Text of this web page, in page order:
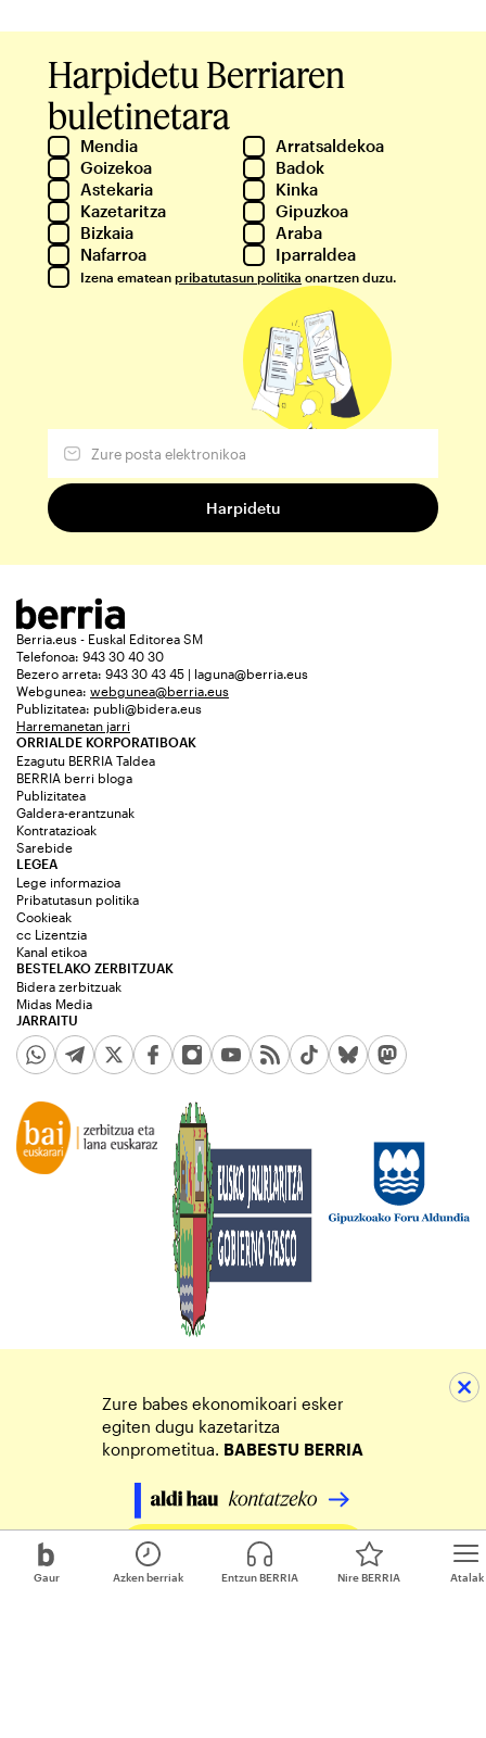
Gaur Atalak
Azken berriak Entzun BERRIA Nire BERRIA
Harpidetu Berriaren
buletinetara
Mendia
Arratsaldekoa
Goizekoa
Badok
Astekaria
Kinka
Kazetaritza
Gipuzkoa
Bizkaia
Araba
Nafarroa
Iparraldea
Izena ematean pribatutasun politika onartzen duzu.
Berria.eus - Euskal Editorea SM
Telefonoa: 943 30 40 30
Bezero arreta: 943 30 43 45 | laguna@berria.eus
Webgunea: webgunea@berria.eus
Publizitatea: publi@bidera.eus
Harremanetan jarri
ORRIALDE KORPORATIBOAK
Ezagutu BERRIA Taldea
BERRIA berri bloga
Publizitatea
Galdera-erantzunak
Kontratazioak
Sarebide
JARRAITU
LEGEA
Lege informazioa
Pribatutasun politika
Cookieak
cc Lizentzia
Kanal etikoa
BESTELAKO ZERBITZUAK
Bidera zerbitzuak
Midas Media
Zure babes ekonomikoari esker
egiten dugu kazetaritza
konprometitua. BABESTU BERRIA
Egin zure ekarpena